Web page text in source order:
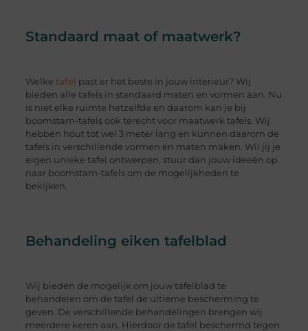
Standaard maat of maatwerk?
Welke tafel past er het beste in jouw interieur? Wij
bieden alle tafels in standaard maten en vormen aan. Nu
is niet elke ruimte hetzelfde en daarom kan je bij
boomstam-tafels ook terecht voor maatwerk tafels. Wij
hebben hout tot wel 3 meter lang en kunnen daarom de
tafels in verschillende vormen en maten maken. Wil jij je
eigen unieke tafel ontwerpen, stuur dan jouw ideeën op
naar boomstam-tafels om de mogelijkheden te
bekijken.
Behandeling eiken tafelblad
Wij bieden de mogelijk om jouw tafelblad te
behandelen om de tafel de ultieme bescherming te
geven. De verschillende behandelingen brengen wij
meerdere keren aan. Hierdoor de tafel beschermd tegen